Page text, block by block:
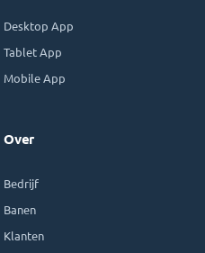
Desktop App
Tablet App
Mobile App
Over
Bedrijf
Banen
Klanten